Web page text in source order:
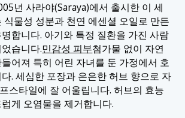
년 사라야(Saraya)에서 출시한 이 세
식물성 성분과 천연 에센셜 오일로 만든
합니다. 아기와 특정 질환을 가진 사람
습니다.민감성 피부첨가물 없이 자연
어져 특히 어린 자녀를 둔 가정에서 호
. 세심한 포장과 은은한 허브 향으로 자
스타일에 잘 어울립니다. 허브의 효능
게 오염물을 제거합니다.